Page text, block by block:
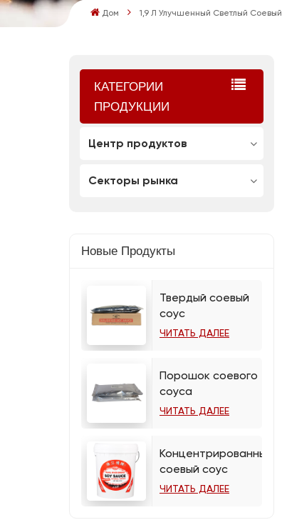
Дом 1,9 Л Улучшенный Светлый Соевый
КАТЕГОРИИ
ПРОДУКЦИИ
Центр продуктов
Секторы рынка
Новые Продукты
Твердый соевый
соус
ЧИТАТЬ ДАЛЕЕ
Порошок соевого
соуса
ЧИТАТЬ ДАЛЕЕ
Концентрированный
соевый соус
ЧИТАТЬ ДАЛЕЕ